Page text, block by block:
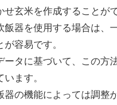
せ玄米を作成することが
飯器を使用する場合は、
容易です。
ータに基づいて、この方
います。
器の機能によっては調整